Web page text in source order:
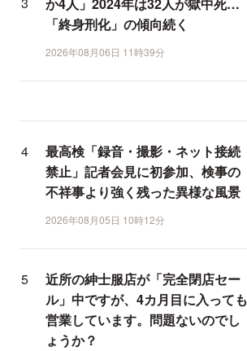
か4人」2024年は32人が獄中死…
「終身刑化」の傾向続く
2026年08月06日 11時39分
最高検「録音・撮影・ネット接続
禁止」記者会見に初参加、検事の
不祥事より強く残った異様な風景
2026年08月05日 10時12分
近所の紳士服店が「完全閉店セー
ル」中ですが、4カ月目に入っても
営業しています。問題ないのでし
ょうか？